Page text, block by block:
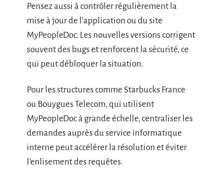
Pensez aussi à contrôler régulièrement la
mise à jour de l’application ou du site
MyPeopleDoc. Les nouvelles versions corrigent
souvent des bugs et renforcent la sécurité, ce
qui peut débloquer la situation.
Pour les structures comme Starbucks France
ou Bouygues Telecom, qui utilisent
MyPeopleDoc à grande échelle, centraliser les
demandes auprès du service informatique
interne peut accélérer la résolution et éviter
l’enlisement des requêtes.